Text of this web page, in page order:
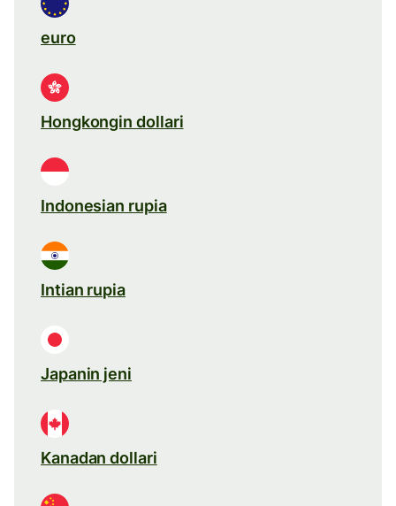
euro
Hongkongin dollari
Indonesian rupia
Intian rupia
Japanin jeni
Kanadan dollari